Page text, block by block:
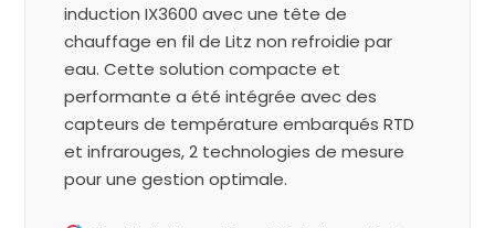
induction IX3600 avec une tête de
chauffage en fil de Litz non refroidie par
eau. Cette solution compacte et
performante a été intégrée avec des
capteurs de température embarqués RTD
et infrarouges, 2 technologies de mesure
pour une gestion optimale.